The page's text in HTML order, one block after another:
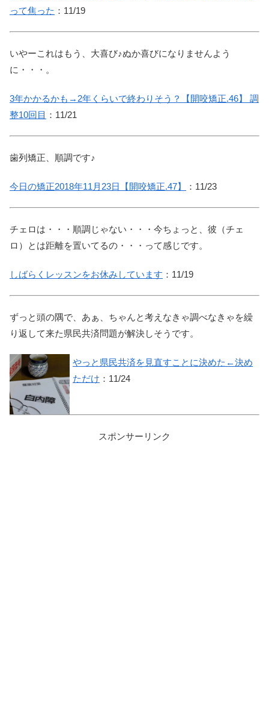
って焦った ：11/19
いやーこれはもう、大喜び♪ぬか喜びになりませんよう
に・・・。
3年かかるかも→2年くらいで終わりそう？【開咬矯正.46】 調
整10回目 ：11/21
歯列矯正、順調です♪
今日の矯正2018年11月23日【開咬矯正.47】 ：11/23
チェロは・・・順調じゃない・・・今ちょっと、彼（チェ
ロ）とは距離を置いてるの・・・って感じです。
しばらくレッスンをお休みしています ：11/19
ずっと頭の隅で、あぁ、ちゃんと考えなきゃ調べなきゃを繰
り返して来た県民共済問題が解決しそうです。
やっと県民共済を見直すことに決めた←決め
ただけ ：11/24
スポンサーリンク